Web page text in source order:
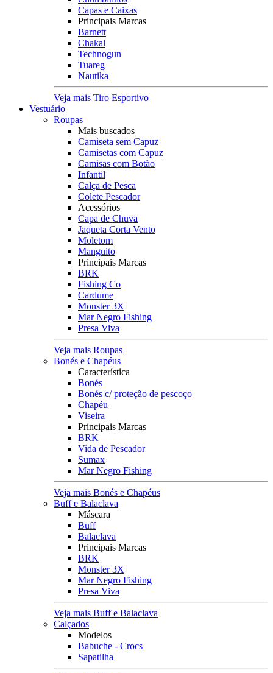
Capas e Caixas
Principais Marcas
Barnett
Chakal
Technogun
Tuareg
Nautika
Veja mais Tiro Esportivo
Vestuário
Roupas
Mais buscados
Camiseta sem Capuz
Camisetas com Capuz
Camisas com Botão
Infantil
Calça de Pesca
Colete Pescador
Acessórios
Capa de Chuva
Jaqueta Corta Vento
Moletom
Manguito
Principais Marcas
BRK
Fishing Co
Cardume
Monster 3X
Mar Negro Fishing
Presa Viva
Veja mais Roupas
Bonés e Chapéus
Característica
Bonés
Bonés c/ proteção de pescoço
Chapéu
Viseira
Principais Marcas
BRK
Vida de Pescador
Sumax
Mar Negro Fishing
Veja mais Bonés e Chapéus
Buff e Balaclava
Máscara
Buff
Balaclava
Principais Marcas
BRK
Monster 3X
Mar Negro Fishing
Presa Viva
Veja mais Buff e Balaclava
Calçados
Modelos
Babuche - Crocs
Sapatilha